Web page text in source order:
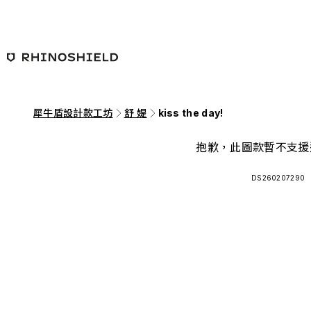
犀牛盾設計款工坊 舒 媞 kiss the day!
抱歉，此圖款暫不支
DS260207290